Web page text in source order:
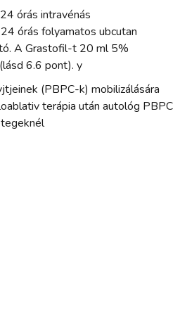
órás intravénás
órás folyamatos ubcutan
A Grastofil-t 20 ml 5%
6.6 pont). y
(PBPC-k) mobilizálására
terápia után autológ PBPC